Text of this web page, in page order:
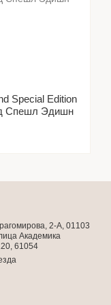
Special Edition
Спешл Эдишн
2-А, 01103
Академика
61054